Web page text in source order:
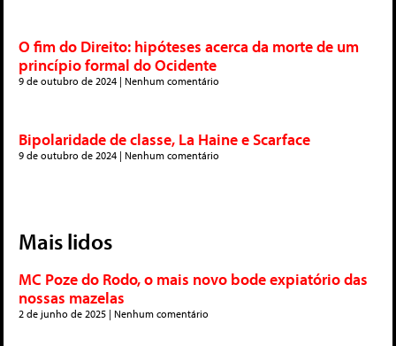
O fim do Direito: hipóteses acerca da morte de um
princípio formal do Ocidente
9 de outubro de 2024 Nenhum comentário
Bipolaridade de classe, La Haine e Scarface
9 de outubro de 2024 Nenhum comentário
Mais lidos
MC Poze do Rodo, o mais novo bode expiatório das
nossas mazelas
2 de junho de 2025 Nenhum comentário